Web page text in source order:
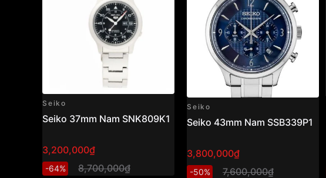
Seiko
Seiko 37mm Nam SNK809K1
3,200,000₫
-64% 8,700,000₫
Seiko
Seiko 43mm Nam SSB339P1
3,800,000₫
-50% 7,600,000₫